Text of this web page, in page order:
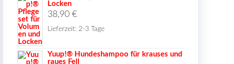
Locken
38,90 €
Lieferzeit: 2-3 Tage
Yuup!® Hundeshampoo für krauses und
raues Fell